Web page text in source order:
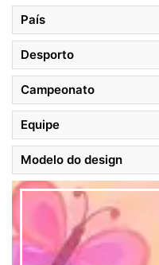
País
Desporto
Campeonato
Equipe
Modelo do design